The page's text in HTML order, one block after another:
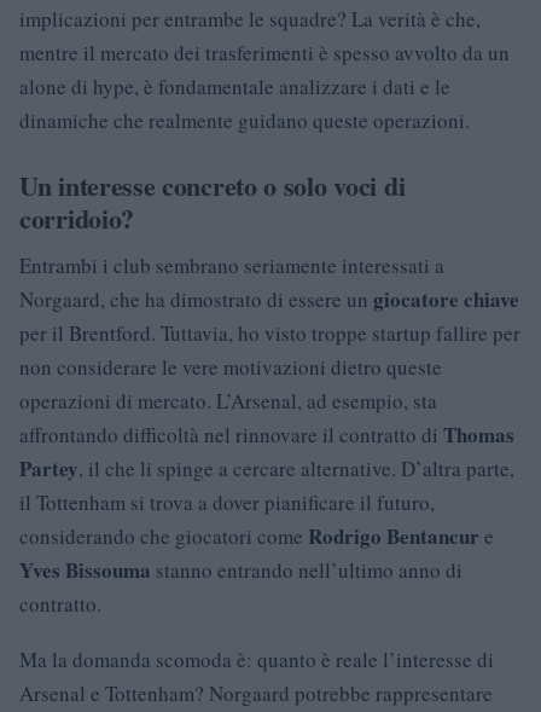
implicazioni per entrambe le squadre? La verità è che,
mentre il mercato dei trasferimenti è spesso avvolto da un
alone di hype, è fondamentale analizzare i dati e le
dinamiche che realmente guidano queste operazioni.
Un interesse concreto o solo voci di
corridoio?
Entrambi i club sembrano seriamente interessati a
Norgaard, che ha dimostrato di essere un giocatore chiave
per il Brentford. Tuttavia, ho visto troppe startup fallire per
non considerare le vere motivazioni dietro queste
operazioni di mercato. L’Arsenal, ad esempio, sta
affrontando difficoltà nel rinnovare il contratto di Thomas
Partey, il che li spinge a cercare alternative. D’altra parte,
il Tottenham si trova a dover pianificare il futuro,
considerando che giocatori come Rodrigo Bentancur e
Yves Bissouma stanno entrando nell’ultimo anno di
contratto.
Ma la domanda scomoda è: quanto è reale l’interesse di
Arsenal e Tottenham? Norgaard potrebbe rappresentare